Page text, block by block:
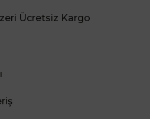
Ücretsiz Kargo